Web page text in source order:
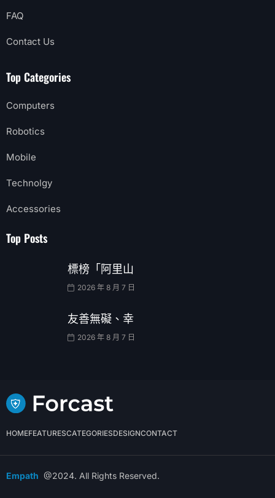
FAQ
Contact Us
Top Categories
Computers
Robotics
Mobile
Technolgy
Accessories
Top Posts
標榜「阿里山
2026 年 8 月 7 日
友善無礙、幸
2026 年 8 月 7 日
HOMEFEATURESCATEGORIESDESIGNCONTACT
Empath @2024. All Rights Reserved.